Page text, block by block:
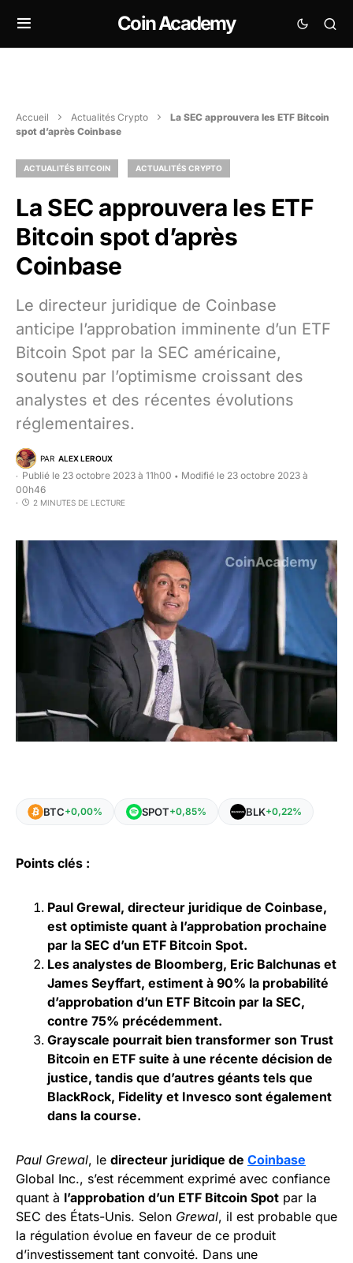
Coin Academy
Accueil Actualités Crypto
La SEC approuvera les ETF Bitcoin
spot d’après Coinbase
ACTUALITÉS BITCOIN ACTUALITÉS CRYPTO
La SEC approuvera les ETF
Bitcoin spot d’après
Coinbase
Le directeur juridique de Coinbase
anticipe l’approbation imminente d’un ETF
Bitcoin Spot par la SEC américaine,
soutenu par l’optimisme croissant des
analystes et des récentes évolutions
réglementaires.
PAR ALEX LEROUX
Publié le 23 octobre 2023 à 11h00 • Modifié le 23 octobre 2023 à
00h46
2 MINUTES DE LECTURE
BTC+0,00% SPOT+0,85% BLK+0,22%
Points clés :
Paul Grewal, directeur juridique de Coinbase,
est optimiste quant à l’approbation prochaine
par la SEC d’un ETF Bitcoin Spot.
Les analystes de Bloomberg, Eric Balchunas et
James Seyffart, estiment à 90% la probabilité
d’approbation d’un ETF Bitcoin par la SEC,
contre 75% précédemment.
Grayscale pourrait bien transformer son Trust
Bitcoin en ETF suite à une récente décision de
justice, tandis que d’autres géants tels que
BlackRock, Fidelity et Invesco sont également
dans la course.
Paul Grewal, le directeur juridique de Coinbase
Global Inc., s’est récemment exprimé avec confiance
quant à l’approbation d’un ETF Bitcoin Spot par la
SEC des États-Unis. Selon Grewal, il est probable que
la régulation évolue en faveur de ce produit
d’investissement tant convoité. Dans une